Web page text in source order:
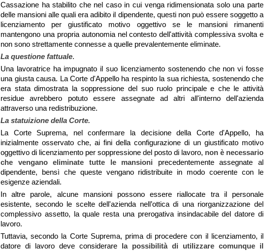
Cassazione ha stabilito che nel caso in cui venga ridimensionata solo una parte
delle mansioni alle quali era adibito il dipendente, questi non può essere soggetto a
licenziamento per giustificato motivo oggettivo se le mansioni rimanenti
mantengono una propria autonomia nel contesto dell'attività complessiva svolta e
non sono strettamente connesse a quelle prevalentemente eliminate.
La questione fattuale.
Una lavoratrice ha impugnato il suo licenziamento sostenendo che non vi fosse
una giusta causa. La Corte d'Appello ha respinto la sua richiesta, sostenendo che
era stata dimostrata la soppressione del suo ruolo principale e che le attività
residue avrebbero potuto essere assegnate ad altri all'interno dell'azienda
attraverso una redistribuzione.
La statuizione della Corte.
La Corte Suprema, nel confermare la decisione della Corte d'Appello, ha
inizialmente osservato che, ai fini della configurazione di un giustificato motivo
oggettivo di licenziamento per soppressione del posto di lavoro, non è necessario
che vengano eliminate tutte le mansioni precedentemente assegnate al
dipendente, bensì che queste vengano ridistribuite in modo coerente con le
esigenze aziendali.
In altre parole, alcune mansioni possono essere riallocate tra il personale
esistente, secondo le scelte dell'azienda nell’ottica di una riorganizzazione del
complessivo assetto, la quale resta una prerogativa insindacabile del datore di
lavoro.
Tuttavia, secondo la Corte Suprema, prima di procedere con il licenziamento, il
datore di lavoro deve considerare la possibilità di utilizzare comunque il